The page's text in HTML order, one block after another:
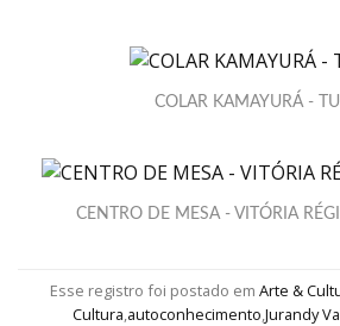
COLAR KAMAYURÁ -
CENTRO DE MESA - VITÓRIA
Esse registro foi postado em Arte &
Cultura autoconhecimento Jurandy